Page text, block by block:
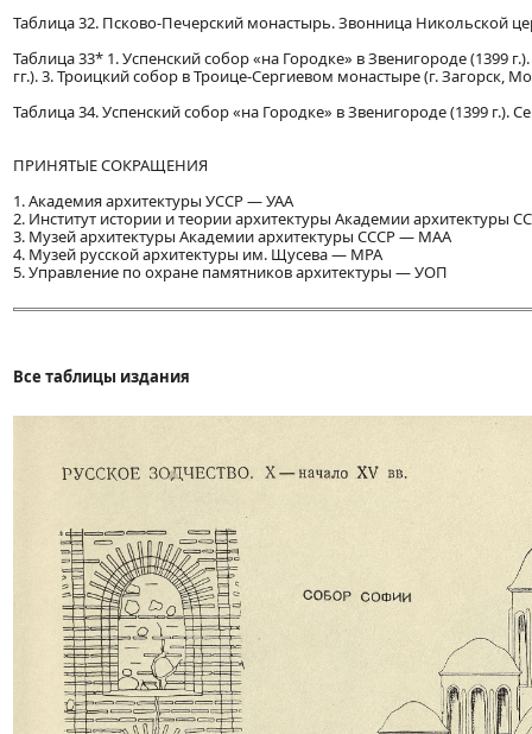
Таблица 32. Псково-Печерский монастырь. Звонница Никольской
Таблица 33* 1. Успенский собор «на Городке» в Звенигороде (1399
гг.). 3. Троицкий собор в Троице-Сергиевом монастыре (г. Загорск,
Таблица 34. Успенский собор «на Городке» в Звенигороде (1399 г.).
ПРИНЯТЫЕ СОКРАЩЕНИЯ
1. Академия архитектуры УССР — УАА
2. Институт истории и теории архитектуры Академии архитектуры
3. Музей архитектуры Академии архитектуры СССР — МАА
4. Музей русской архитектуры им. Щусева — МРА
5. Управление по охране памятников архитектуры — УОП
Все таблицы издания